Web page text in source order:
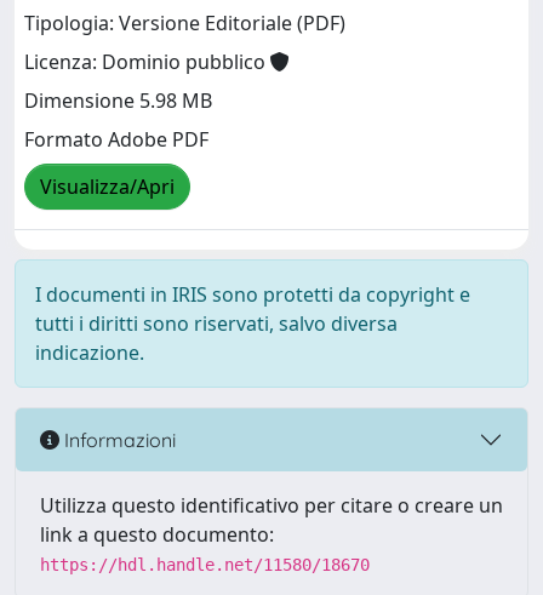
Tipologia: Versione Editoriale (PDF)
Licenza: Dominio pubblico
Dimensione 5.98 MB
Formato Adobe PDF
Visualizza/Apri
I documenti in IRIS sono protetti da copyright e
tutti i diritti sono riservati, salvo diversa
indicazione.
Informazioni
Utilizza questo identificativo per citare o creare un
link a questo documento:
https://hdl.handle.net/11580/18670